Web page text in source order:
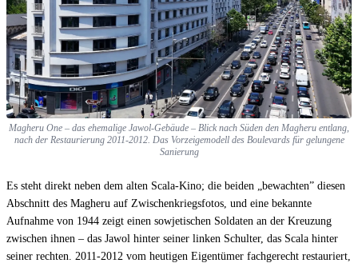
Magheru One – das ehemalige Jawol-Gebäude – Blick nach Süden den Magheru entlang,
nach der Restaurierung 2011-2012. Das Vorzeigemodell des Boulevards für gelungene
Sanierung
Es steht direkt neben dem alten Scala-Kino; die beiden „bewachten” diesen
Abschnitt des Magheru auf Zwischenkriegsfotos, und eine bekannte
Aufnahme von 1944 zeigt einen sowjetischen Soldaten an der Kreuzung
zwischen ihnen – das Jawol hinter seiner linken Schulter, das Scala hinter
seiner rechten. 2011-2012 vom heutigen Eigentümer fachgerecht restauriert,